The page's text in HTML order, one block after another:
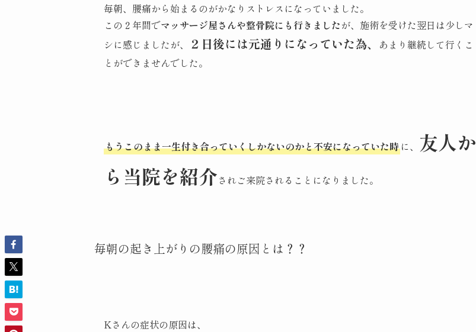
毎朝、腰痛から始まるのがかなりストレスになっていました。
この２年間でマッサージ屋さんや整骨院にも行きましたが、施術を受けた翌日は少しマ
シに感じましたが、
２日後には元通りになっていた為、
あまり継続して行くこ
とができませんでした。
もうこのまま一生付き合っていくしかないのかと不安になっていた時 に、 友人か
ら当院を紹介されご来院されることになりました。
毎朝の起き上がりの腰痛の原因とは？？
Kさんの症状の原因は、